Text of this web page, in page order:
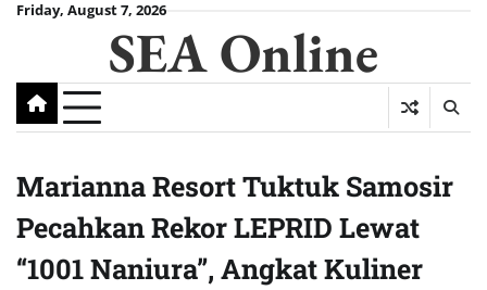
SkipFriday, August 7, 2026
SEA Online
Marianna Resort Tuktuk Samosir
Pecahkan Rekor LEPRID Lewat
“1001 Naniura”, Angkat Kuliner